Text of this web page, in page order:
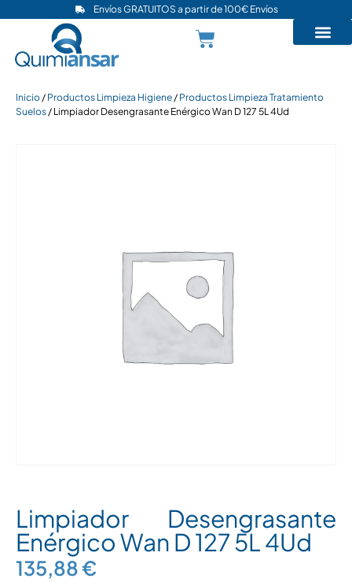
Envíos GRATUITOS a partir de 100€ Envíos
Inicio / Productos Limpieza Higiene / Productos Limpieza Tratamiento
Suelos / Limpiador Desengrasante Enérgico Wan D 127 5L 4Ud
Limpiador Desengrasante
Enérgico Wan D 127 5L 4Ud
135,88€